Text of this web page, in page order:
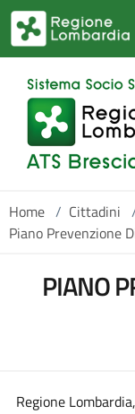
Salta al contenuto
Home / Cittadini
Piano Prevenzione
PIANO
Regione